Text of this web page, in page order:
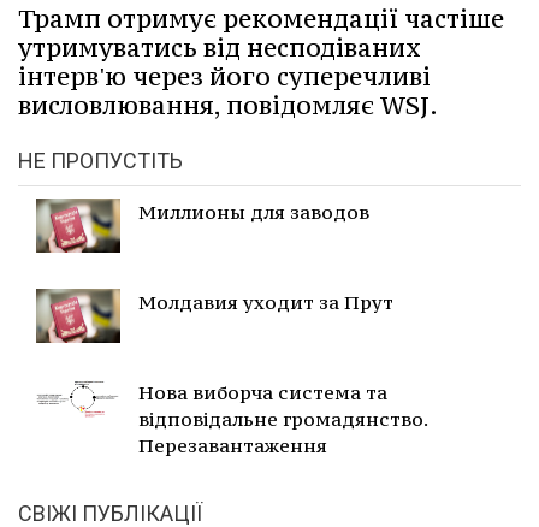
Трамп отримує рекомендації частіше
утримуватись від несподіваних
інтерв'ю через його суперечливі
висловлювання, повідомляє WSJ.
НЕ ПРОПУСТІТЬ
Миллионы для заводов
Молдавия уходит за Прут
Нова виборча система та
відповідальне громадянство.
Перезавантаження
СВІЖІ ПУБЛІКАЦІЇ